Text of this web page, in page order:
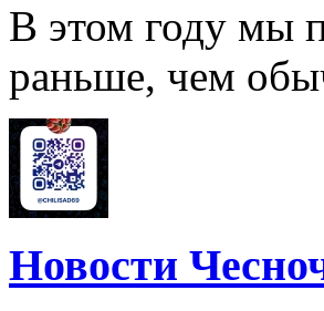
В этом году мы
раньше, чем
Новости